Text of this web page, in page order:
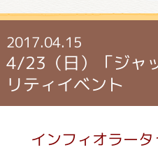
2017.04.15
4/23（日）「ジャ
リティイベント
インフィオラー
絵本・作家紹介